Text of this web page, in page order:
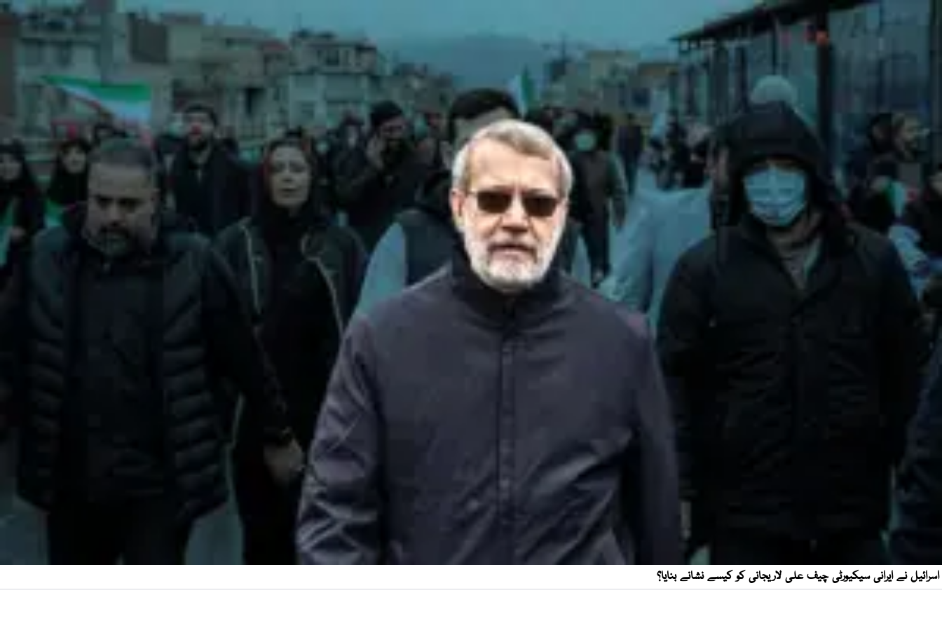
اسرائیل نے ایرانی سیکیورٹی چیف علی لاریجانی کو کیسے نشانے بنایا؟